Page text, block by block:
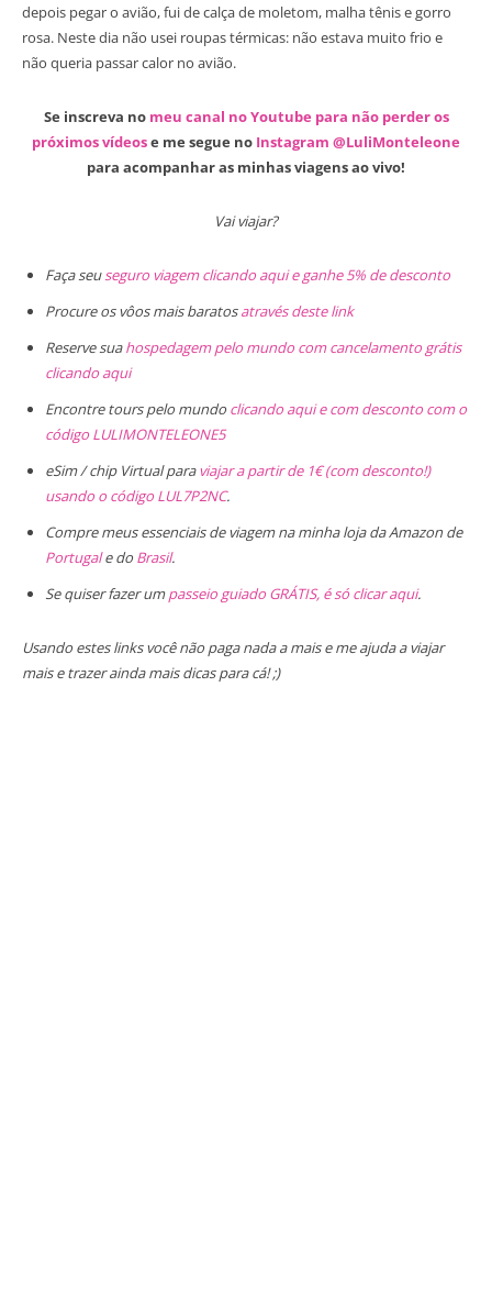
depois pegar o avião, fui de calça de moletom, malha tênis e gorro
rosa. Neste dia não usei roupas térmicas: não estava muito frio e
não queria passar calor no avião.
Se inscreva no meu canal no Youtube para não perder os
próximos vídeose me segue no Instagram @LuliMonteleone
para acompanhar as minhas viagens ao vivo!
Vai viajar?
Faça seuseguro viagem clicando aqui e ganhe 5% de desconto
Procure os vôos mais baratosatravés deste link
Reserve suahospedagem pelo mundo com cancelamento grátis
clicando aqui
Encontre tours pelo mundo clicando aqui e com desconto com o
código LULIMONTELEONE5
eSim / chip Virtual paraviajar a partir de 1€ (com desconto!)
usando o código LUL7P2NC.
Compre meus essenciais de viagem na minha loja da Amazon de
Portugale do Brasil.
Se quiser fazer umpasseio guiado GRÁTIS, é só clicar aqui.
Usando estes links você não paga nada a mais e me ajuda a viajar
mais e trazer ainda mais dicas para cá! ;)